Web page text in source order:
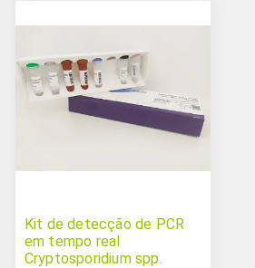
Kit de detecção de PCR
em tempo real
Cryptosporidium spp.